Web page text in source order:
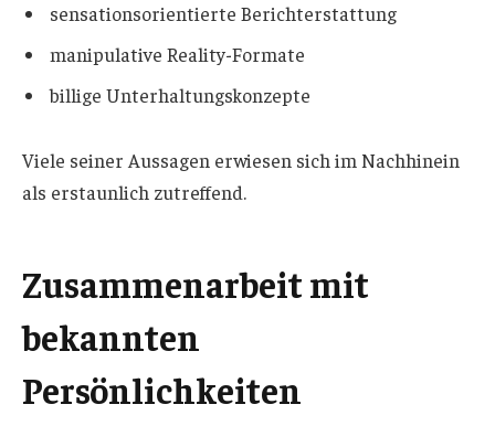
sensationsorientierte Berichterstattung
manipulative Reality-Formate
billige Unterhaltungskonzepte
Viele seiner Aussagen erwiesen sich im Nachhinein
als erstaunlich zutreffend.
Zusammenarbeit mit
bekannten
Persönlichkeiten